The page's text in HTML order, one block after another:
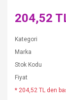
204,52
Kategori
Marka
Stok Kodu
Fiyat
* 204,52 TL den